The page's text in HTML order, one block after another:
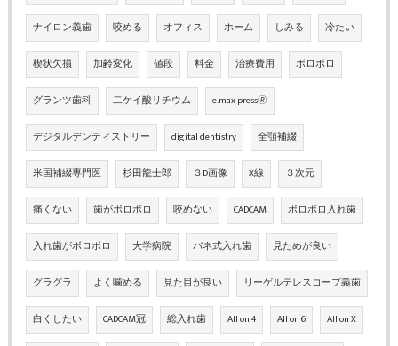
ナイロン義歯 咬める オフィス ホーム しみる 冷たい
楔状欠損 加齢変化 値段 料金 治療費用 ボロボロ
グランツ歯科 二ケイ酸リチウム e.max press🄬
デジタルデンティストリー digital dentistry 全顎補綴
米国補綴専門医 杉田龍士郎 ３D画像 X線 ３次元
痛くない 歯がボロボロ 咬めない CADCAM ボロボロ入れ歯
入れ歯がボロボロ 大学病院 バネ式入れ歯 見ためが良い
グラグラ よく噛める 見た目が良い リーゲルテレスコープ義歯
白くしたい CADCAM冠 総入れ歯 All on 4 All on 6 All on X